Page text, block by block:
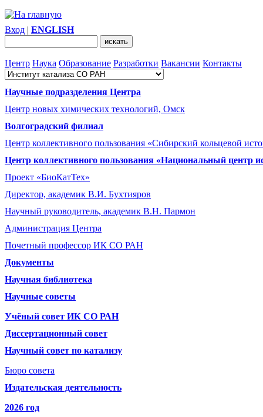
Вход | ENGLISH
Центр Наука Образование Разработки Вакансии Контакты
Научные подразделения Центра
Центр новых химических технологий, Омск
Волгоградский филиал
Центр коллективного пользования «Сибирский кольцевой
Центр коллективного пользования «Национальный центр
Проект «БиоКатТех»
Директор, академик В.И. Бухтияров
Научный руководитель, академик В.Н. Пармон
Администрация Центра
Почетный профессор ИК СО РАН
Документы
Научная библиотека
Научные советы
Учёный совет ИК СО РАН
Диссертационный совет
Научный совет по катализу
Бюро совета
Издательская деятельность
2026 год